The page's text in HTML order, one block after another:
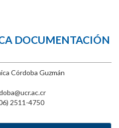
DOCUMENTACIÓN
Córdoba Guzmán
2511-4750